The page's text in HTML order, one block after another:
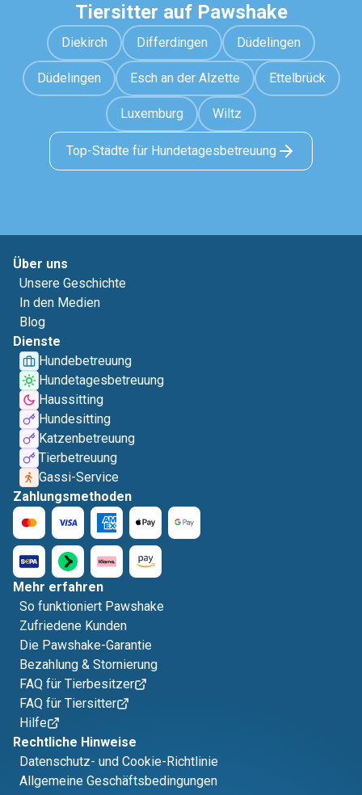
Tiersitter auf Pawshake
Diekirch Differdingen Düdelingen
Düdelingen Esch an der Alzette Ettelbrück
Luxemburg Wiltz
Top-Städte für Hundetagesbetreuung
Über uns
Unsere Geschichte
In den Medien
Blog
Dienste
Hundebetreuung
Hundetagesbetreuung
Haussitting
Hundesitting
Katzenbetreuung
Tierbetreuung
Gassi-Service
Zahlungsmethoden
Mehr erfahren
So funktioniert Pawshake
Zufriedene Kunden
Die Pawshake-Garantie
Bezahlung & Stornierung
FAQ für Tierbesitzer
FAQ für Tiersitter
Hilfe
Rechtliche Hinweise
Datenschutz- und Cookie-Richtlinie
Allgemeine Geschäftsbedingungen